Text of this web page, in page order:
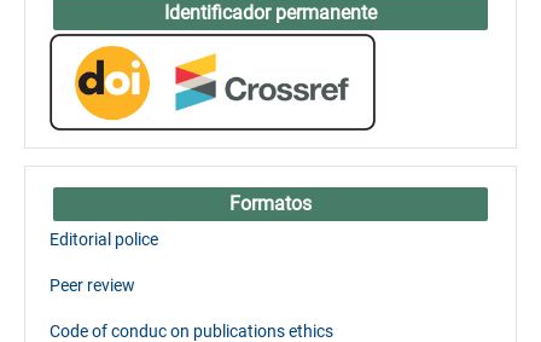
Identificador permanente
Formatos
Editorial police
Peer review
Code of conduc on publications ethics